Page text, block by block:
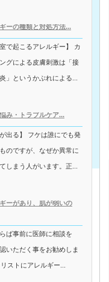
ーの種類と対処方法...
室で起こるアレルギー】 カ
グによる皮膚刺激は「接
」というかぶれによる...
み・トラブルケア...
が出る】 フケは誰にでも発
のですが、なぜか異常に
しまう人がいます。正...
ーがあり、肌が弱いの
ば事前に医師に相談を
いただく事をお勧めしま
ストにアレルギー...